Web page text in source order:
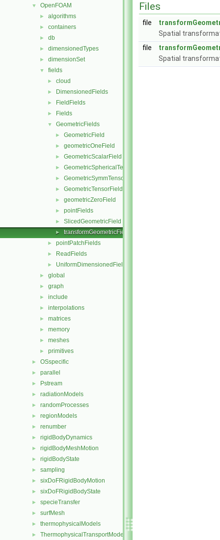
▼ OpenFOAM
► algorithms
► containers
► db
► dimensionedTypes
► dimensionSet
▼ fields
► cloud
► DimensionedFields
► FieldFields
► Fields
▼ GeometricFields
► GeometricField
► geometricOneField
► GeometricScalarField
► GeometricSphericalTensorField
► GeometricSymmTensorField
► GeometricTensorField
► geometricZeroField
► pointFields
► SlicedGeometricField
► transformGeometricField
► pointPatchFields
► ReadFields
► UniformDimensionedFields
► global
► graph
► include
► interpolations
► matrices
► memory
► meshes
► primitives
► OSspecific
► parallel
► Pstream
► radiationModels
► randomProcesses
► regionModels
► renumber
► rigidBodyDynamics
► rigidBodyMeshMotion
► rigidBodyState
► sampling
► sixDoFRigidBodyMotion
► sixDoFRigidBodyState
► specieTransfer
► surfMesh
► thermophysicalModels
► ThermophysicalTransportModels
Files
file
Spatial
file
Spatial